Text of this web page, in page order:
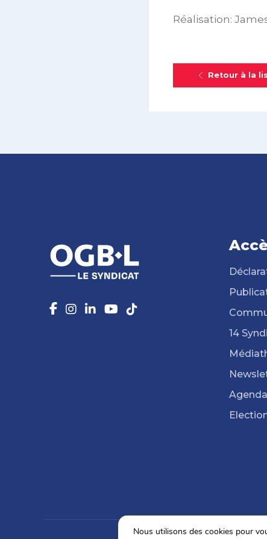
Réalisation:
Retour à la
14
Agenda
Nous utilisons des cookies pour